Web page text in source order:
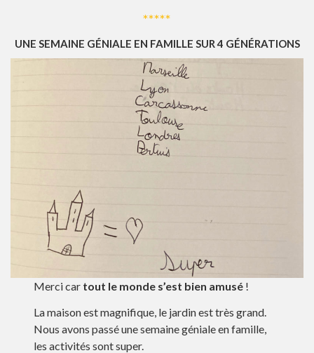
*****
UNE SEMAINE GÉNIALE EN FAMILLE SUR 4 GÉNÉRATIONS
Merci car tout le monde s’est bien amusé !
La maison est magnifique, le jardin est très grand.
Nous avons passé une semaine géniale en famille,
les activités sont super.